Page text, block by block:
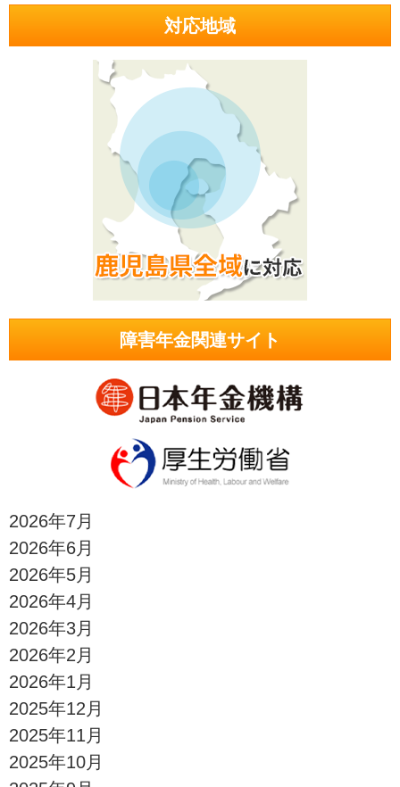
対応地域
障害年金関連サイト
2026年7月
2026年6月
2026年5月
2026年4月
2026年3月
2026年2月
2026年1月
2025年12月
2025年11月
2025年10月